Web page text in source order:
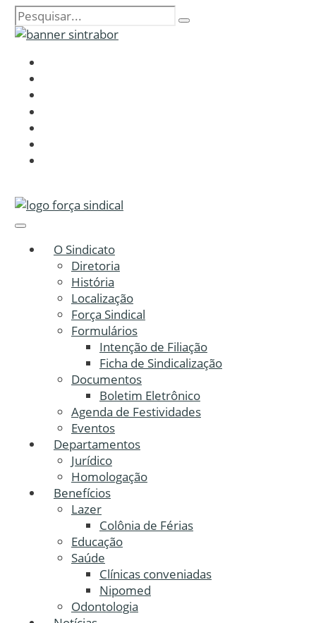
O Sindicato
Diretoria
História
Localização
Força Sindical
Formulários
Intenção de Filiação
Ficha de Sindicalização
Documentos
Boletim Eletrônico
Agenda de Festividades
Eventos
Departamentos
Jurídico
Homologação
Benefícios
Lazer
Colônia de Férias
Educação
Saúde
Clínicas conveniadas
Nipomed
Odontologia